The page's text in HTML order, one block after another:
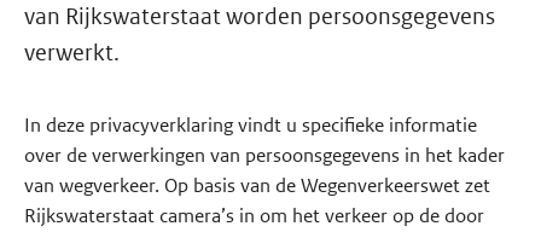
van Rijkswaterstaat worden persoonsgegevens
verwerkt.
In deze privacyverklaring vindt u specifieke informatie
over de verwerkingen van persoonsgegevens in het kader
van wegverkeer. Op basis van de Wegenverkeerswet zet
Rijkswaterstaat camera’s in om het verkeer op de door